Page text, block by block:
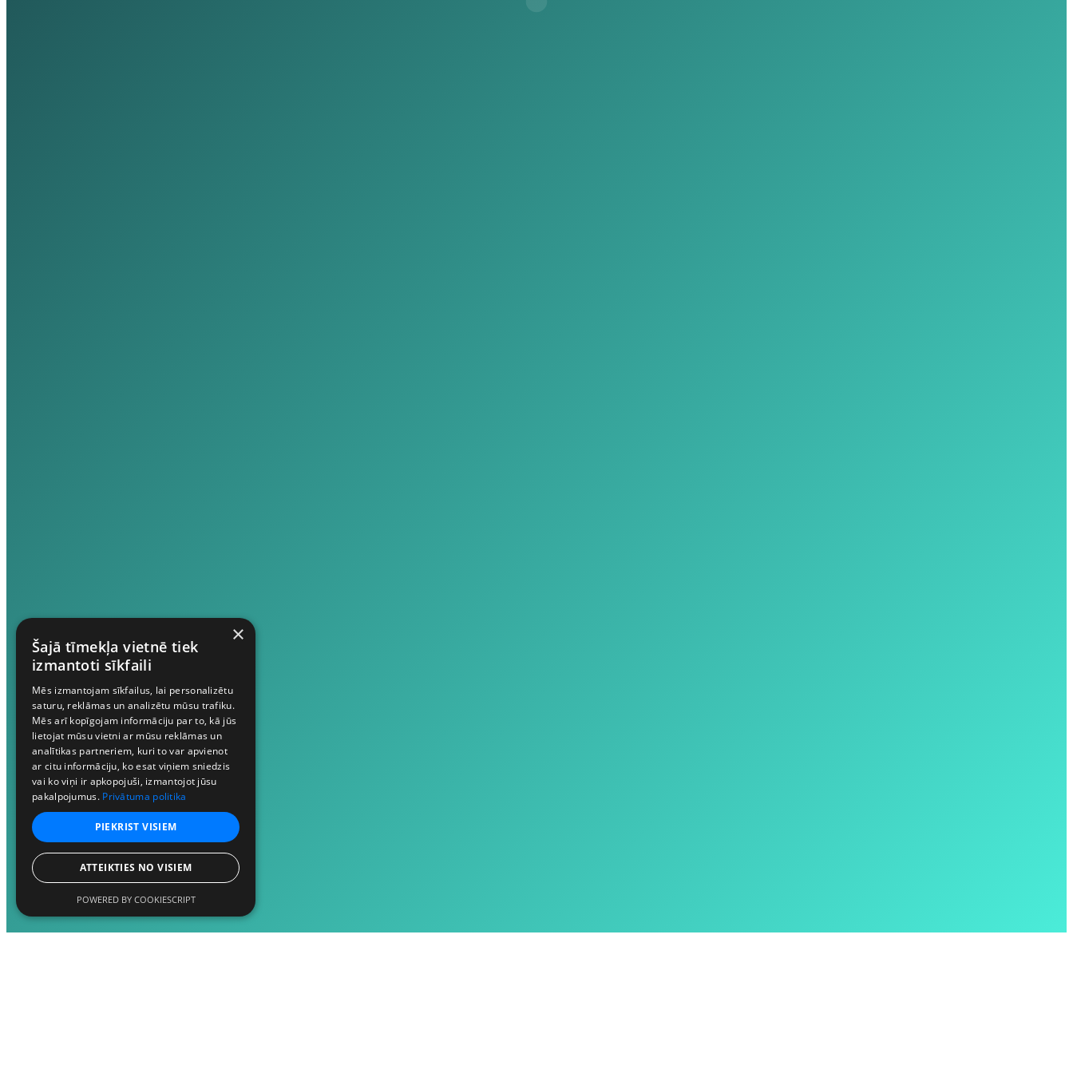
×
Šajā tīmekļa vietnē tiek
izmantoti sīkfaili
Mēs izmantojam sīkfailus, lai personalizētu
saturu, reklāmas un analizētu mūsu trafiku.
Mēs arī kopīgojam informāciju par to, kā jūs
lietojat mūsu vietni ar mūsu reklāmas un
analītikas partneriem, kuri to var apvienot
ar citu informāciju, ko esat viņiem sniedzis
vai ko viņi ir apkopojuši, izmantojot jūsu
pakalpojumus. Privātuma politika
PIEKRIST VISIEM
ATTEIKTIES NO VISIEM
POWERED BY COOKIESCRIPT